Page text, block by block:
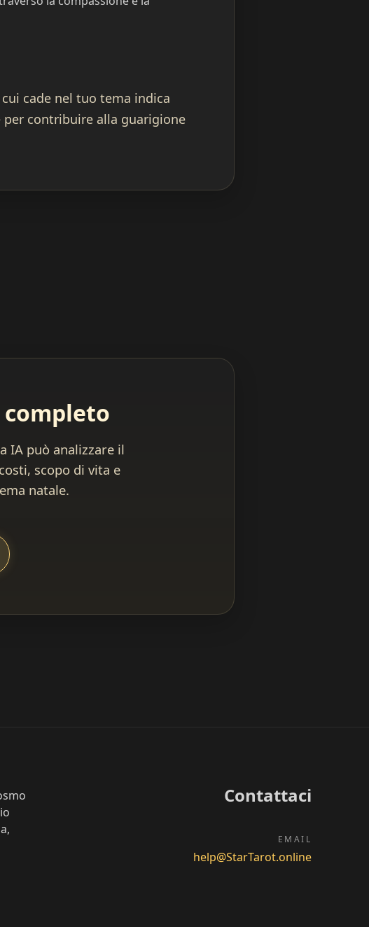
cade nel tuo tema indica
contribuire alla guarigione
IA può analizzare il
scopo di vita e
natale.
Contattaci
EMAIL
help@StarTarot.online